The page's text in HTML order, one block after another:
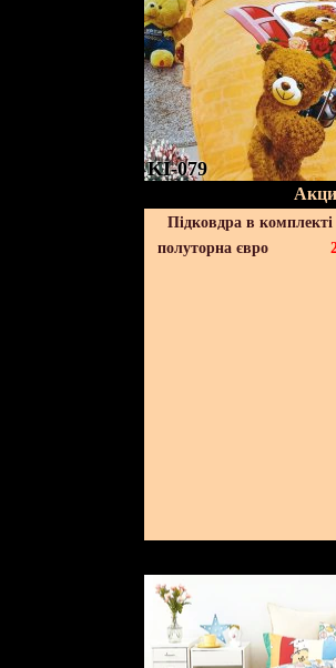
KI-079
Підковдра в
полуторна євро